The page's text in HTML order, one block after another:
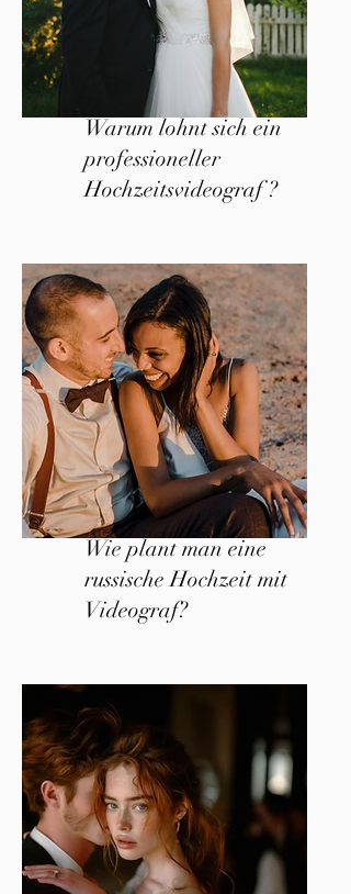
Warum lohnt sich ein
professioneller
Hochzeitsvideograf ?
Wie plant man eine
russische Hochzeit mit
Videograf?